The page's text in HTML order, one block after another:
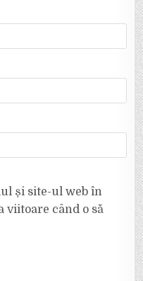
și site-ul web în
viitoare când o să